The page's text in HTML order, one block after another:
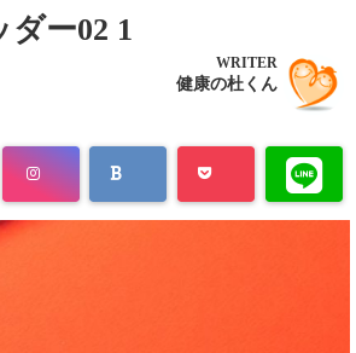
ー02 1
WRITER
健康の杜くん